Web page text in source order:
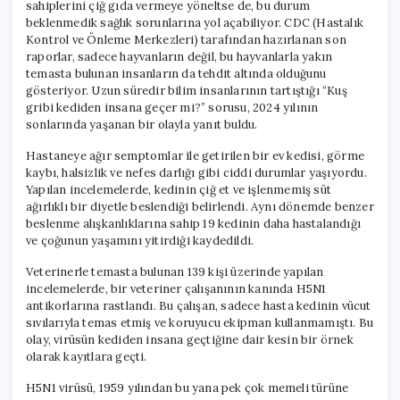
sahiplerini çiğ gıda vermeye yöneltse de, bu durum
beklenmedik sağlık sorunlarına yol açabiliyor. CDC (Hastalık
Kontrol ve Önleme Merkezleri) tarafından hazırlanan son
raporlar, sadece hayvanların değil, bu hayvanlarla yakın
temasta bulunan insanların da tehdit altında olduğunu
gösteriyor. Uzun süredir bilim insanlarının tartıştığı “Kuş
gribi kediden insana geçer mi?” sorusu, 2024 yılının
sonlarında yaşanan bir olayla yanıt buldu.
Hastaneye ağır semptomlar ile getirilen bir ev kedisi, görme
kaybı, halsizlik ve nefes darlığı gibi ciddi durumlar yaşıyordu.
Yapılan incelemelerde, kedinin çiğ et ve işlenmemiş süt
ağırlıklı bir diyetle beslendiği belirlendi. Aynı dönemde benzer
beslenme alışkanlıklarına sahip 19 kedinin daha hastalandığı
ve çoğunun yaşamını yitirdiği kaydedildi.
Veterinerle temasta bulunan 139 kişi üzerinde yapılan
incelemelerde, bir veteriner çalışanının kanında H5N1
antikorlarına rastlandı. Bu çalışan, sadece hasta kedinin vücut
sıvılarıyla temas etmiş ve koruyucu ekipman kullanmamıştı. Bu
olay, virüsün kediden insana geçtiğine dair kesin bir örnek
olarak kayıtlara geçti.
H5N1 virüsü, 1959 yılından bu yana pek çok memeli türüne